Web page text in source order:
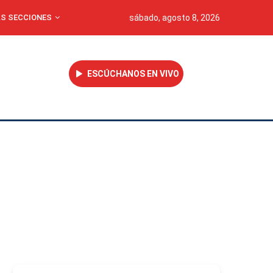
SECCIONES sábado, agosto 8, 2026
ESCÚCHANOS EN VIVO